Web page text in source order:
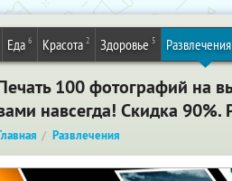
Еда 6 Красота 2 Здоровье 5 Развлечения
100 фотографий на
навсегда! Скидка 90%.
Развлечения